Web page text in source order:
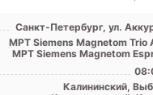
Санкт-Петербург, ул.
МРТ Siemens Magnetom Trio
МРТ Siemens Magnetom
Калининский,